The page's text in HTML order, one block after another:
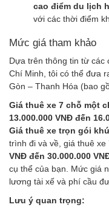
cao điểm du lịch
với các thời điểm
Mức giá tham khảo
Dựa trên thông tin từ các
Chí Minh, tôi có thể đưa
Gòn – Thanh Hóa (bao
Giá thuê xe 7 chỗ một
13.000.000 VNĐ đến
Giá thuê xe trọn gói
trình đi và về, giá thuê
VNĐ đến 30.000.000
cụ thể của bạn. Mức giá
lương tài xế và phí cầu
Lưu ý quan trọng: